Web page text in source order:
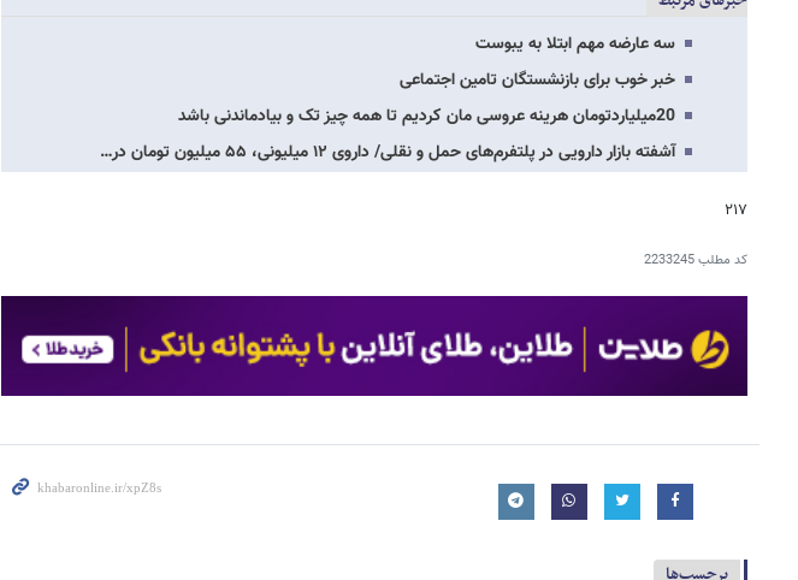
سه عارضه مهم ابتلا به یبوست
خبر خوب برای بازنشستگان تامین اجتماعی
20میلیاردتومان هرینه عروسی مان کردیم تا همه چیز تک و بیادماندنی باشد
آشفته بازار دارویی در پلتفرم‌های حمل و نقلی/ داروی ۱۲ میلیونی، ۵۵ میلیون تومان در…
۲۱۷
کد مطلب2233245